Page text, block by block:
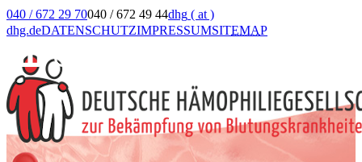
040 / 672 29 70040 / 672 49 44dhg ( at )
dhg.deDATENSCHUTZIMPRESSUMSITEMAP